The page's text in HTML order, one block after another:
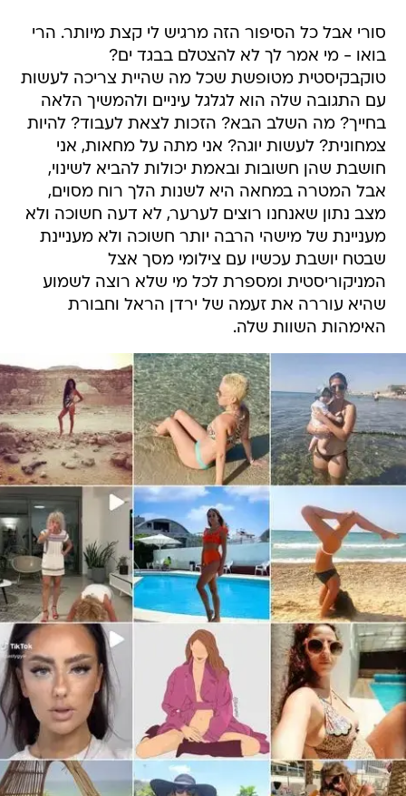
סורי אבל כל הסיפור הזה מרגיש לי קצת מיותר. הרי
בואו - מי אמר לך לא להצטלם בבגד ים?
טוקבקיסטית מטופשת שכל מה שהיית צריכה לעשות
עם התגובה שלה הוא לגלגל עיניים ולהמשיך הלאה
בחייך? מה השלב הבא? הזכות לצאת לעבוד? להיות
צמחונית? לעשות יוגה? אני מתה על מחאות, אני
חושבת שהן חשובות ובאמת יכולות להביא לשינוי,
אבל המטרה במחאה היא לשנות הלך רוח מסוים,
מצב נתון שאנחנו רוצים לערער, לא דעה חשוכה ולא
מעניינת של מישהי הרבה יותר חשוכה ולא מעניינת
שבטח יושבת עכשיו עם צילומי מסך אצל
המניקוריסטית ומספרת לכל מי שלא רוצה לשמוע
שהיא עוררה את זעמה של ירדן הראל וחבורת
האימהות השוות שלה.